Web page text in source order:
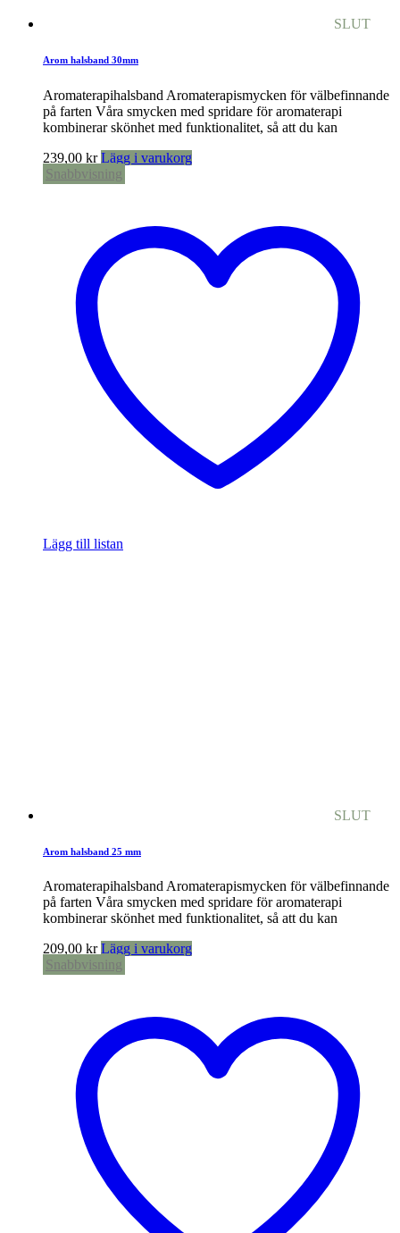
SLUT
Arom halsband 30mm
Aromaterapihalsband Aromaterapismycken för välbefinnande
på farten Våra smycken med spridare för aromaterapi
kombinerar skönhet med funktionalitet, så att du kan
239,00 kr Lägg i varukorg
Snabbvisning
Lägg till listan
SLUT
Arom halsband 25 mm
Aromaterapihalsband Aromaterapismycken för välbefinnande
på farten Våra smycken med spridare för aromaterapi
kombinerar skönhet med funktionalitet, så att du kan
209,00 kr Lägg i varukorg
Snabbvisning